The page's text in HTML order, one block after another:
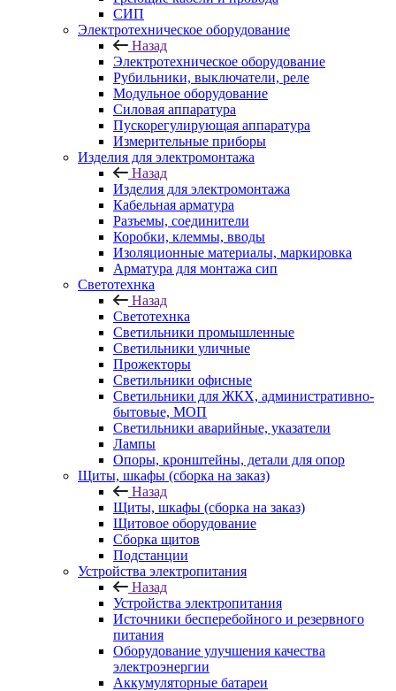
СИП
Электротехническое оборудование
Назад
Электротехническое оборудование
Рубильники, выключатели, реле
Модульное оборудование
Силовая аппаратура
Пускорегулирующая аппаратура
Измерительные приборы
Изделия для электромонтажа
Назад
Изделия для электромонтажа
Кабельная арматура
Разъемы, соединители
Коробки, клеммы, вводы
Изоляционные материалы, маркировка
Арматура для монтажа сип
Светотехнка
Назад
Светотехнка
Светильники промышленные
Светильники уличные
Прожекторы
Светильники офисные
Светильники для ЖКХ, административно-
бытовые, МОП
Светильники аварийные, указатели
Лампы
Опоры, кронштейны, детали для опор
Щиты, шкафы (сборка на заказ)
Назад
Щиты, шкафы (сборка на заказ)
Щитовое оборудование
Сборка щитов
Подстанции
Устройства электропитания
Назад
Устройства электропитания
Источники бесперебойного и резервного
питания
Оборудование улучшения качества
электроэнергии
Аккумуляторные батареи